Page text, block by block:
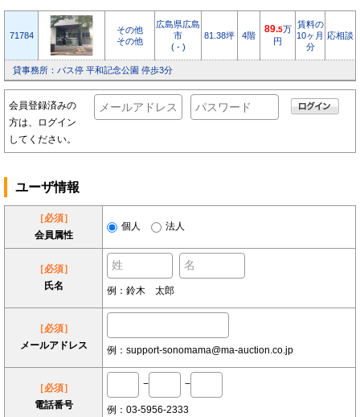
71784
その他
その他
広島県広島
市
( - )
81.38坪 4階
89.5万
円
賃料の
10ヶ月
分
応相談
貸事務所：バス停 平和記念公園 停歩3分
会員登録済みの
方は、ログイン
してください。
ユーザ情報
［必須］
会員属性
個人 法人
［必須］
氏名
例：鈴木 太郎
［必須］
メールアドレス
例：support-sonomama@ma-auction.co.jp
［必須］
電話番号
− −
例：03-5956-2333